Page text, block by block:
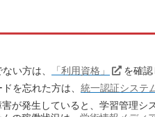
い方は、 「利用資格」 を確認
を忘れた方は、統一認証システ
が発生していると、学習管理シ